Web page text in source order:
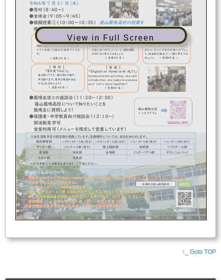
View in Full Screen
令和６年 7 月 3 日（水）
● 受付（８：４０～）
● 全体会 （9 ：0 ５～９ ：４５ ）
● 模擬授業①（10 ：00～１０ ：3 ５） 篠山鳳鳴高校の授業を
模擬授業②（10：５0～１１：２５） ２科目体験しよう！！
● 鳳鳴生徒 との座談会 （１１： 3０～１ ２：００）
篠山鳳鳴高校について知りたいことを
鳳鳴生に質問しよう！
● 保護者・中学教員向け相談会（１ ２：１０～）
部活動見学可
食堂利用可（メニューを限定して営業しています）
●
※Web 入力フォームで申し込みができない方は FAX にて受け付けています。
申し込み用紙は各中学校へ送付しています。FAX：（０７９）５５２－０６５３
●
兵庫県立篠山鳳鳴高校 検索
』
短編小説について、オンライン掲示板
アプリを使って読みを深めていきま
す。
〈 定員 40 名 〉
『コンビニの立地を考える』
丹波篠山に新しいコンビニを設置す
るなら、どこにするのが良いのでしょ
う。社会的な視点で、一緒に考えてみ
ましょう 。 〈 定員４0 名 〉
【 数
『数学の有用性を考える 』
の役に立つの？」について、図形問題
を切り口に考えてみましょう。
〈 定員 40 名 〉
【 理 科
】
『音を 見 てみよう』
音分析ソフトで、身の回りの音や
声を調べます。意外な発見がある
かもしれませんよ！？
〈
定員 40 名 〉
【 英 語
】
『English at Homei with ALT! 』
Communicative activities, like self-
introduction, are ready to welcome
you！Let‘ｓ enjoy together!!
〈定員４0 名 〉
※当日活動予定の部活動を掲載しています。活動場所については、当日お知らせします
硬式野球部 バスケットボール部（男子） バスケットボール部（女子） バレーボール部（男子） バレーボール部（女子）
サッカー部 ソフトテニス部（男子） 陸上競技部 卓球部
ソフトボール部
書道部
放送部 合唱部 インターアクト部
デカンショバンド
かるた部
写真部
※当日変更になる場合もあります 。ご了承ください
篠山鳳鳴公式
インスタグラム
↑_ Goto TOP